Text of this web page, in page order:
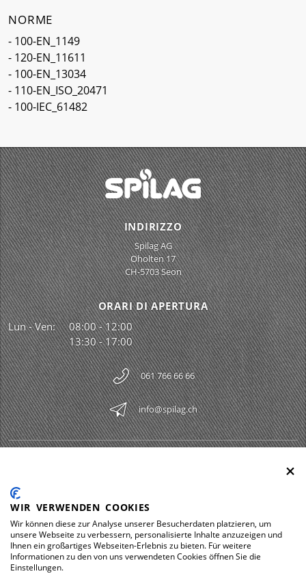
NORME
- 100-EN_1149
- 120-EN_11611
- 100-EN_13034
- 110-EN_ISO_20471
- 100-IEC_61482
INDIRIZZO
Spilag AG
Oholten 17
CH-5703 Seon
ORARI DI APERTURA
Lun - Ven:
08:00 - 12:00
13:30 - 17:00
061 766 66 66
info@spilag.ch
LEGAL
DOWNLOADS
WIR VERWENDEN COOKIES
Wir können diese zur Analyse unserer Besucherdaten platzieren, um
unsere Webseite zu verbessern, personalisierte Inhalte anzuzeigen und
Ihnen ein großartiges Webseiten-Erlebnis zu bieten. Für weitere
Informationen zu den von uns verwendeten Cookies öffnen Sie die
Einstellungen.